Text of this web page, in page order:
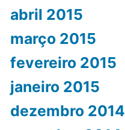
abril 2015
março 2015
fevereiro 2015
janeiro 2015
dezembro 2014